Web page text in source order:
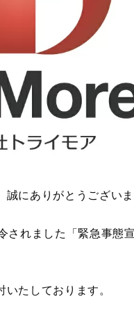
にありがとうございま
されました「緊急事態
たしております。